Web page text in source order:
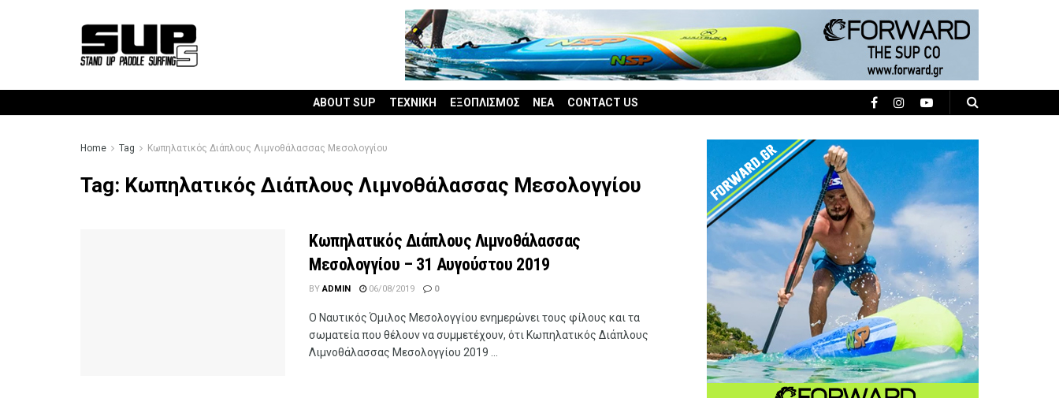
ABOUT SUP ΤΕΧΝΙΚΗ ΕΞΟΠΛΙΣΜΟΣ ΝΕΑ CONTACT US
Home Tag Κωπηλατικός Διάπλους Λιμνοθάλασσας Μεσολογγίου
Tag: Κωπηλατικός Διάπλους Λιμνοθάλασσας Μεσολογγίου
Κωπηλατικός Διάπλους Λιμνοθάλασσας
Μεσολογγίου – 31 Αυγούστου 2019
BY ADMIN 06/08/2019 0
Ο Ναυτικός Όμιλος Μεσολογγίου ενημερώνει τους φίλους και τα
σωματεία που θέλουν να συμμετέχουν, ότι Κωπηλατικός Διάπλους
Λιμνοθάλασσας Μεσολογγίου 2019 ...